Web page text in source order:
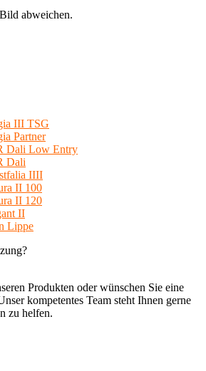
abweichen.
III TSG
Partner
Dali Low Entry
Dali
IIII
II 100
II 120
II
Lippe
Produkten oder wünschen Sie eine
kompetentes Team steht Ihnen gerne
zu helfen.